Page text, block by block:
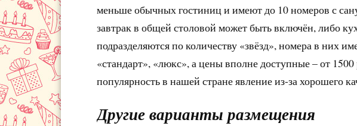
меньше обычных гостиниц и имеют до 10 номеров с
завтрак в общей столовой может быть включён, либо
подразделяются по количеству «звёзд», номера в них
«стандарт», «люкс», а цены вполне доступные – от
популярность в нашей стране явление из-за хорошего
Другие варианты размещения